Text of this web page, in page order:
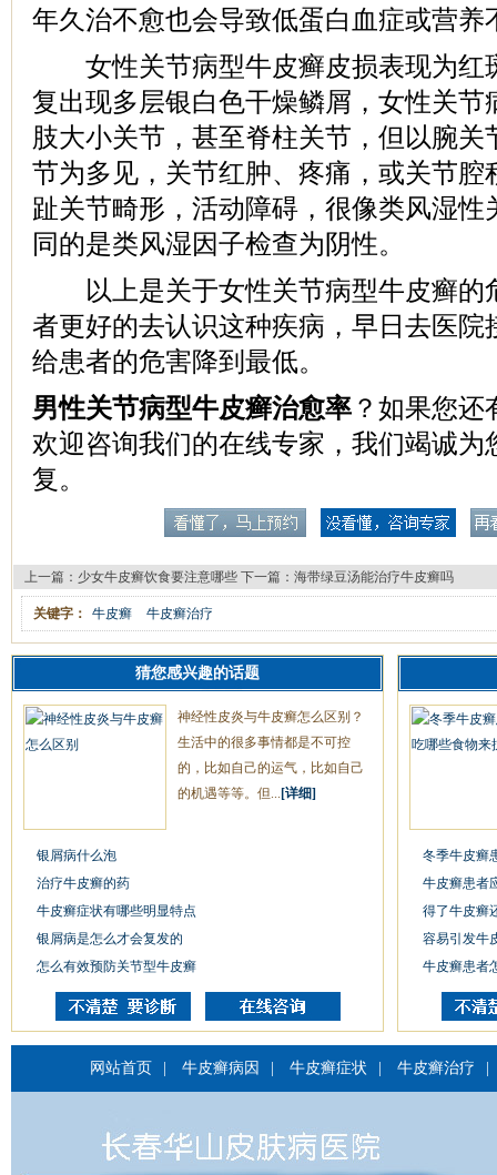
年久治不愈也会导致低蛋白血症或营养
女性关节病型牛皮癣皮损表现为红
复出现多层银白色干燥鳞屑，女性关节
肢大小关节，甚至脊柱关节，但以腕关
节为多见，关节红肿、疼痛，或关节腔
趾关节畸形，活动障碍，很像类风湿性
同的是类风湿因子检查为阴性。
以上是关于女性关节病型牛皮癣的
者更好的去认识这种疾病，早日去医院
给患者的危害降到最低。
男性关节病型牛皮癣治愈率 ？如果您
欢迎咨询我们的在线专家，我们竭诚为
复。
上一篇： 少女牛皮癣饮食要注意哪些 下一篇： 海带绿豆汤能治疗牛皮癣吗
关键字： 牛皮癣 牛皮癣治疗
猜您感兴趣的话题
神经性皮炎与牛皮癣怎么区别？
生活中的很多事情都是不可控
的，比如自己的运气，比如自己
的机遇等等。但... [详细]
银屑病什么泡
治疗牛皮癣的药
牛皮癣症状有哪些明显特点
银屑病是怎么才会复发的
怎么有效预防关节型牛皮癣
冬季牛皮癣
牛皮癣患者
得了牛皮癣
容易引发牛
牛皮癣患者
网站首页 牛皮癣病因 牛皮癣症状 牛皮癣治疗